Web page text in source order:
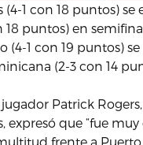
(4-1 con 18 puntos) se
18 puntos) en
(4-1 con 19 puntos)
(2-3 con 14
jugador Patrick
expresó que “fue
frente a